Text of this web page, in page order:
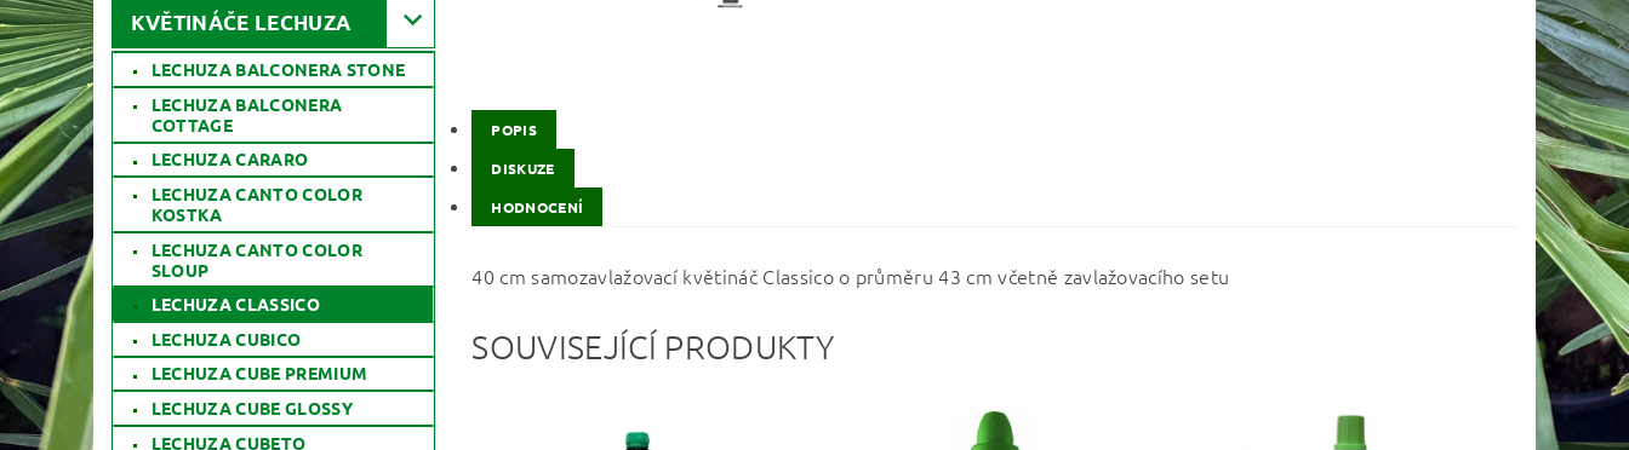
KVĚTINÁČE LECHUZA
LECHUZA BALCONERA STONE
LECHUZA BALCONERA
COTTAGE
LECHUZA CARARO
LECHUZA CANTO COLOR
KOSTKA
LECHUZA CANTO COLOR
SLOUP
LECHUZA CLASSICO
LECHUZA CUBICO
LECHUZA CUBE PREMIUM
LECHUZA CUBE GLOSSY
LECHUZA CUBETO
POPIS
DISKUZE
HODNOCENÍ
40 cm samozavlažovací květináč Classico o průměru 43 cm včetně zavlažovacího setu
SOUVISEJÍCÍ PRODUKTY